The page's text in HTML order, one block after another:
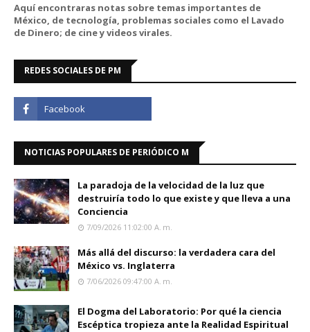
Aquí encontraras notas sobre temas importantes de
México, de tecnología, problemas sociales como el Lavado
de Dinero; de cine y videos virales.
REDES SOCIALES DE PM
NOTICIAS POPULARES DE PERIÓDICO M
La paradoja de la velocidad de la luz que
destruiría todo lo que existe y que lleva a una
Conciencia
7/09/2026 11:02:00 A. M.
Más allá del discurso: la verdadera cara del
México vs. Inglaterra
7/06/2026 09:47:00 A. M.
El Dogma del Laboratorio: Por qué la ciencia
Escéptica tropieza ante la Realidad Espiritual